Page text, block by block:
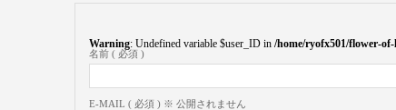
Warning : Undefined variable $user_ID in /home/ryofx501/flower-
名前 ( 必須 )
E-MAIL ( 必須 ) ※ 公開されません